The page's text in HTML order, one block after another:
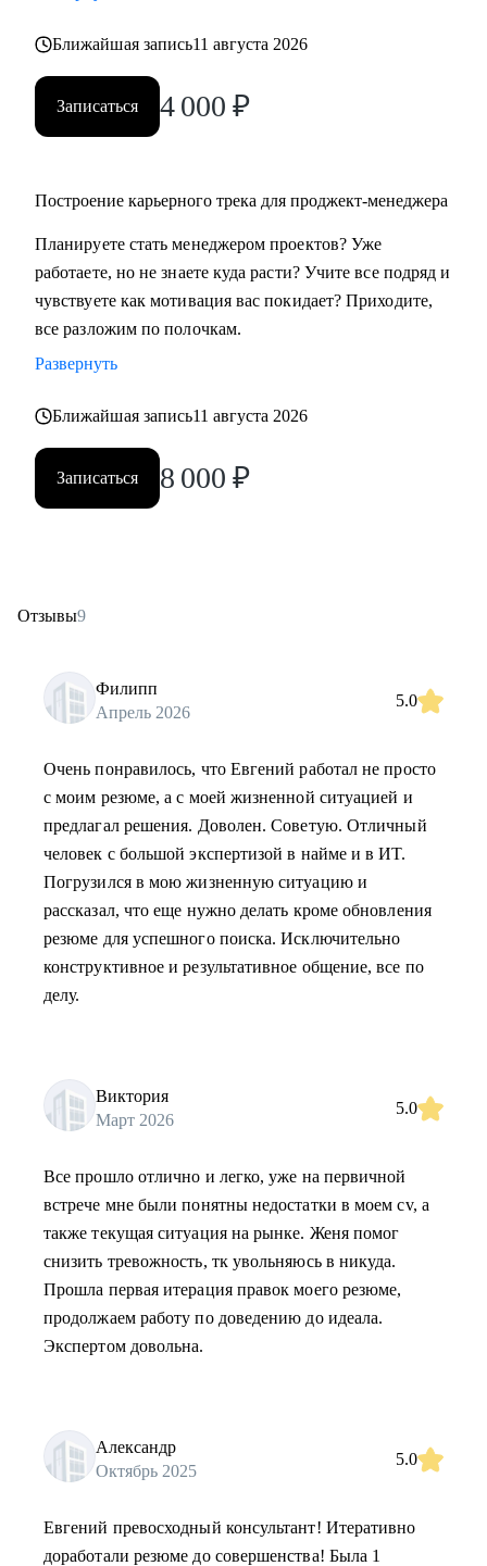
Ближайшая запись11 августа 2026
Записаться 4 000 ₽
Построение карьерного трека для проджект-менеджера
Планируете стать менеджером проектов? Уже
работаете, но не знаете куда расти? Учите все подряд и
чувствуете как мотивация вас покидает? Приходите,
все разложим по полочкам.
Развернуть
Ближайшая запись11 августа 2026
Записаться 8 000 ₽
Отзывы9
Филипп
Апрель 2026
5.0
Очень понравилось, что Евгений работал не просто
с моим резюме, а с моей жизненной ситуацией и
предлагал решения. Доволен. Советую. Отличный
человек с большой экспертизой в найме и в ИТ.
Погрузился в мою жизненную ситуацию и
рассказал, что еще нужно делать кроме обновления
резюме для успешного поиска. Исключительно
конструктивное и результативное общение, все по
делу.
Виктория
Март 2026
5.0
Все прошло отлично и легко, уже на первичной
встрече мне были понятны недостатки в моем cv, а
также текущая ситуация на рынке. Женя помог
снизить тревожность, тк увольняюсь в никуда.
Прошла первая итерация правок моего резюме,
продолжаем работу по доведению до идеала.
Экспертом довольна.
Александр
Октябрь 2025
5.0
Евгений превосходный консультант! Итеративно
доработали резюме до совершенства! Была 1